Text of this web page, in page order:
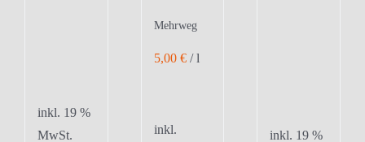
inkl. 19 %
MwSt.
Mehrweg
5,00 €/l
inkl.
inkl. 19 %